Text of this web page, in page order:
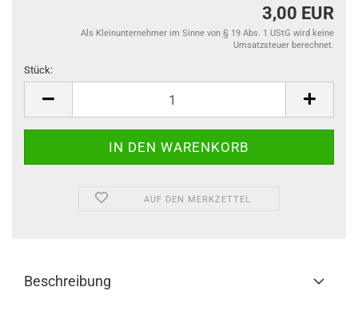
3,00 EUR
Als Kleinunternehmer im Sinne von § 19 Abs. 1 UStG wird keine
Umsatzsteuer berechnet.
Stück:
AUF DEN MERKZETTEL
Beschreibung